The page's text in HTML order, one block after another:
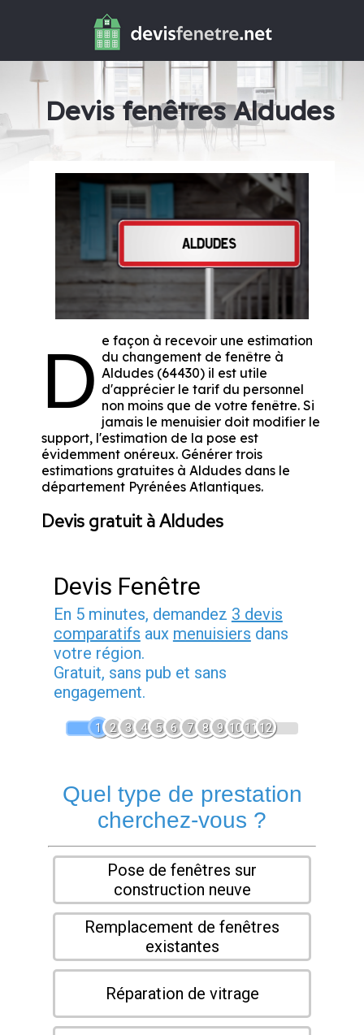
Devis fenêtres Aldudes
D e façon à recevoir une estimation
du changement de fenêtre à
Aldudes (64430) il est utile
d'apprécier le tarif du personnel
non moins que de votre fenêtre. Si
jamais le menuisier doit modifier le
support, l'estimation de la pose est
évidemment onéreux. Générer trois
estimations gratuites à Aldudes dans le
département Pyrénées Atlantiques.
Devis gratuit à Aldudes
Devis Fenêtre
En 5 minutes, demandez 3 devis
comparatifs aux menuisiers dans
votre région.
Gratuit, sans pub et sans
engagement.
1 2 3 4 5 6 7 8 9 1011 12
Quel type de prestation
cherchez-vous ?
Pose de fenêtres sur
construction neuve
Remplacement de fenêtres
existantes
Réparation de vitrage